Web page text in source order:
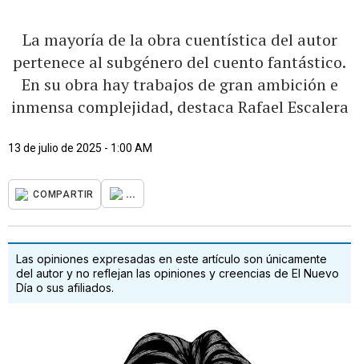
La mayoría de la obra cuentística del autor
pertenece al subgénero del cuento fantástico.
En su obra hay trabajos de gran ambición e
inmensa complejidad, destaca Rafael Escalera
13 de julio de 2025 - 1:00 AM
COMPARTIR ...
Las opiniones expresadas en este artículo son únicamente
del autor y no reflejan las opiniones y creencias de El Nuevo
Día o sus afiliados.